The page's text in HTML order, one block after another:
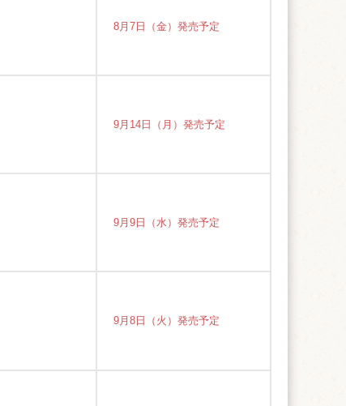
8月7日（金）発売予定
9月14日（月）発売予定
9月9日（水）発売予定
9月8日（火）発売予定